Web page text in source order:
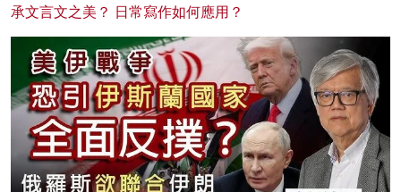
承文言文之美？ 日常寫作如何應用？